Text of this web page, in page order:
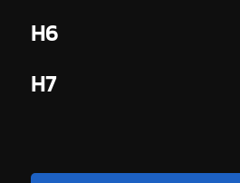
H6
H7